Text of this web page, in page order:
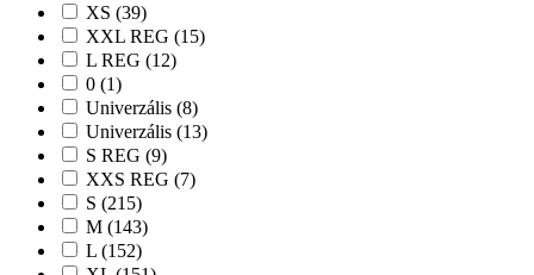
XS (39)
XXL REG (15)
L REG (12)
0 (1)
Univerzális (8)
Univerzális (13)
S REG (9)
XXS REG (7)
S (215)
M (143)
L (152)